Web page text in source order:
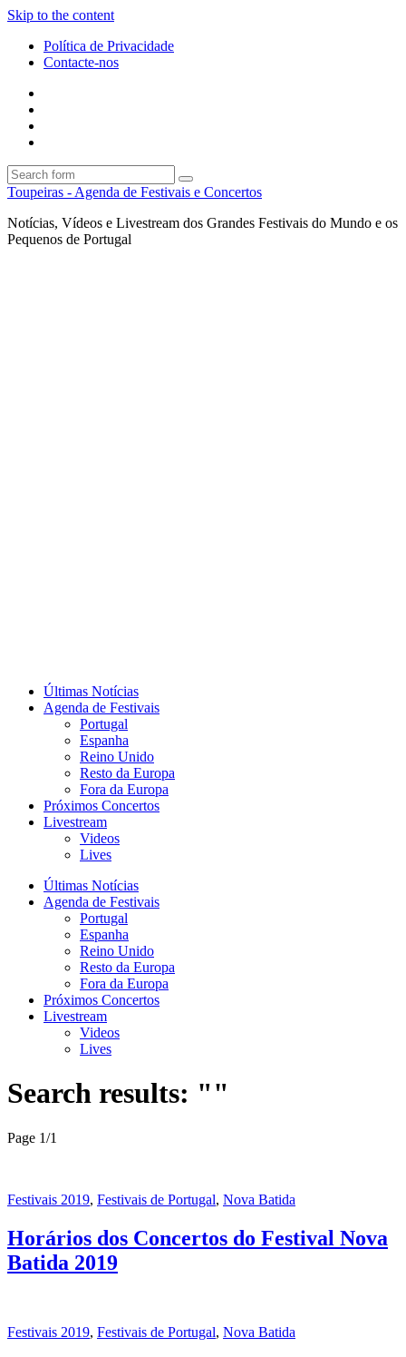
Skip to the content
Política de Privacidade
Contacte-nos
Search
Toupeiras - Agenda de Festivais e Concertos
Notícias, Vídeos e Livestream dos Grandes Festivais do Mundo e os
Pequenos de Portugal
Últimas Notícias
Agenda de Festivais
Portugal
Espanha
Reino Unido
Resto da Europa
Fora da Europa
Próximos Concertos
Livestream
Videos
Lives
Últimas Notícias
Agenda de Festivais
Portugal
Espanha
Reino Unido
Resto da Europa
Fora da Europa
Próximos Concertos
Livestream
Videos
Lives
Search results: ""
Page 1/1
Festivais 2019, Festivais de Portugal, Nova Batida
Horários dos Concertos do Festival Nova
Batida 2019
Festivais 2019, Festivais de Portugal, Nova Batida